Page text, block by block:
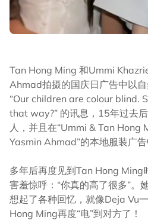
Tan Hong Ming 和Ummi
Ahmad拍摄的国庆日广告中以
“Our children are colour blind.
that way?” 的讯息，15年过去
人，并且在“Ummi & Tan Hong
Yasmin Ahmad”的本地服装广告
多年后再度见到Tan Hong
害羞惊呼：“你真的高了很多”。
想起了各种回忆，就像Deja Vu
Hong Ming再度“电”到对方了！